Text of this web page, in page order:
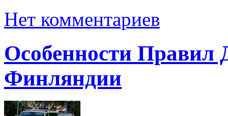
Нет комментариев
Особенности Правил
Финляндии